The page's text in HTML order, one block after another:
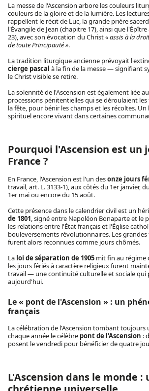
La messe de l'Ascension arbore les couleurs
couleurs de la gloire et de la lumière. Les
rappellent le récit de Luc, la grande prière
l'Évangile de Jean (chapitre 17), ainsi que l'Épître
23), avec son évocation du Christ« assis à la
de toute Principauté ».
La tradition liturgique ancienne prévoyait
cierge pascal à la fin de la messe — signifiant
le Christ visible se retire.
La solennité de l'Ascension est également liée
processions pénitentielles qui se déroulaient
la fête, pour bénir les champs et les récoltes.
spirituel encore vivant dans certaines
Pourquoi l'Ascension est un
France ?
En France, l'Ascension est l'un desonze jours
travail, art. L. 3133-1), aux côtés du 1er janvier,
1er mai ou encore du 15 août.
Cette présence dans le calendrier civil est un
de 1801, signé entre Napoléon Bonaparte et le
les relations entre l'État français et l'Église
bouleversements révolutionnaires. Les
furent alors reconnues comme jours chômés.
La loi de séparation de 1905 mit fin au régime
les jours fériés à caractère religieux furent
travail — une continuité culturelle et sociale qui
aujourd'hui.
Le « pont de l'Ascension » : un
français
La célébration de l'Ascension tombant toujours
chaque année le célèbre pont de l'Ascension :
posent le vendredi pour bénéficier de quatre
L'Ascension dans le monde :